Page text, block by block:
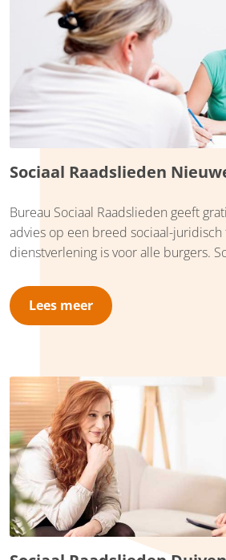
Sociaal Raadslieden
Bureau Sociaal Raadslieden geeft
advies op een breed sociaal-juridisch
dienstverlening is voor alle burgers.
dienstverlening, zoals hulp bij het
bezwaarschriften. Bureau Sociaal
Lees meer